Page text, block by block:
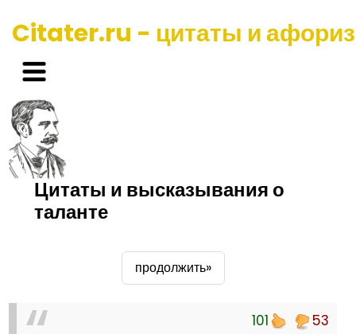
Citater.ru - цитаты и
Цитаты и высказывания о
таланте
продолжить»
101 53